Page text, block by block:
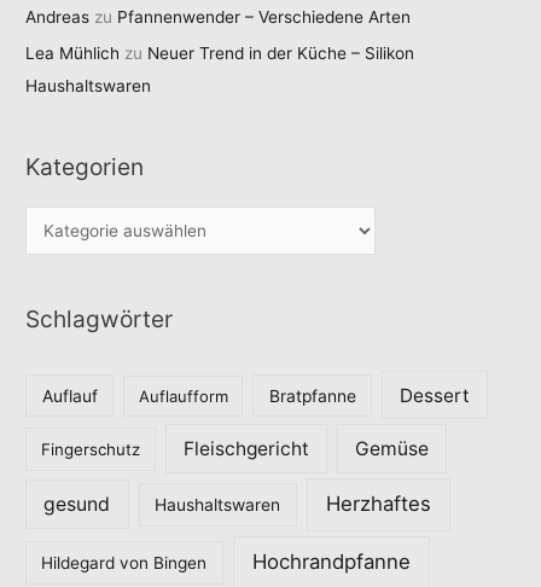
Andreas zu Pfannenwender – Verschiedene Arten
Lea Mühlich zu Neuer Trend in der Küche – Silikon
Haushaltswaren
Kategorien
a
e
Schlagwörter
Auflauf Auflaufform Bratpfanne Dessert
Fingerschutz Fleischgericht Gemüse
gesund Haushaltswaren Herzhaftes
Hildegard von Bingen Hochrandpfanne